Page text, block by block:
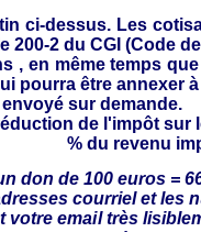
ci-dessus. Les
200-2 du CGI (Code
, en même temps
pourra être annexer
sur demande.
de l'impôt sur
% du revenu
don de 100 euros =
courriel et les
votre email très